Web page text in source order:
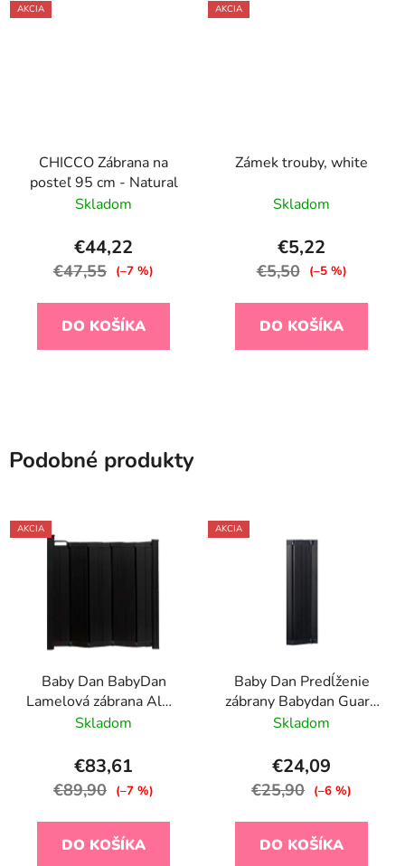
AKCIA
CHICCO Zábrana na
posteľ 95 cm - Natural
Skladom
€44,22
€47,55 (–7 %)
DO KOŠÍKA
AKCIA
Zámek trouby, white
Skladom
€5,22
€5,50 (–5 %)
DO KOŠÍKA
Podobné produkty
AKCIA
Baby Dan BabyDan
Lamelová zábrana Alma
čierna, 55-89cm,
Skladom
€83,61
€89,90 (–7 %)
DO KOŠÍKA
AKCIA
Baby Dan Predĺženie
zábrany Babydan Guard
Me Black o 24 cm
Skladom
€24,09
€25,90 (–6 %)
DO KOŠÍKA